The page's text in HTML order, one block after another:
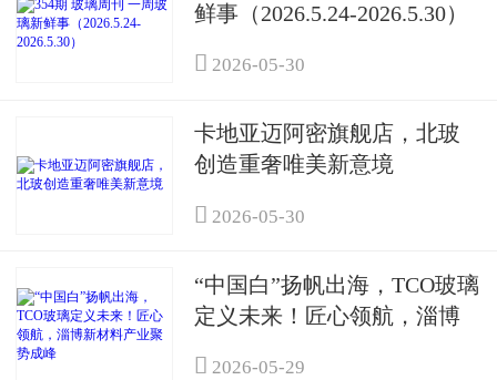
鲜事（2026.5.24-2026.5.30）
 2026-05-30
卡地亚迈阿密旗舰店，北玻
创造重奢唯美新意境
 2026-05-30
“中国白”扬帆出海，TCO玻璃
定义未来！匠心领航，淄博
 2026-05-29